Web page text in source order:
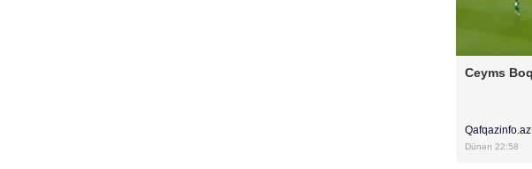
Ceyms
Qafqazinfo.az
Dünən 22:58